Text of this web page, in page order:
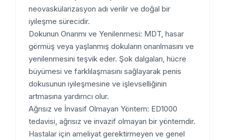
neovaskülarizasyon adı verilir ve doğal bir
iyileşme sürecidir.
Dokunun Onarımı ve Yenilenmesi: MDT, hasar
görmüş veya yaşlanmış dokuların onarılmasını ve
yenilenmesini teşvik eder. Şok dalgaları, hücre
büyümesi ve farklılaşmasını sağlayarak penis
dokusunun iyileşmesine ve işlevselliğinin
artmasına yardımcı olur.
Ağrısız ve İnvasif Olmayan Yöntem: ED1000
tedavisi, ağrısız ve invazif olmayan bir yöntemdir.
Hastalar için ameliyat gerektirmeyen ve genel